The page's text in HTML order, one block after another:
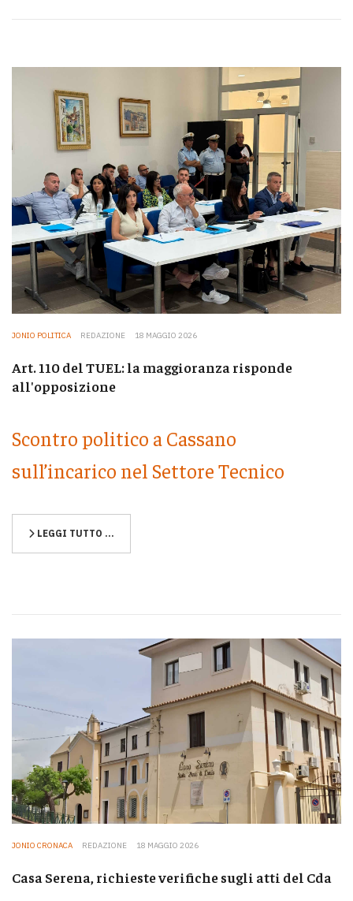
JONIO POLITICA REDAZIONE 18 MAGGIO 2026
Art. 110 del TUEL: la maggioranza risponde
all'opposizione
Scontro politico a Cassano
sull’incarico nel Settore Tecnico
LEGGI TUTTO …
JONIO CRONACA REDAZIONE 18 MAGGIO 2026
Casa Serena, richieste verifiche sugli atti del Cda